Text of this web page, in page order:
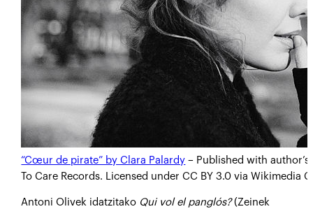
“Cœur de pirate” by Clara Palardy – Published with
To Care Records. Licensed under CC BY 3.0 via Wikimedia
Antoni Olivek idatzitako Qui vol el panglós?(Zeinek